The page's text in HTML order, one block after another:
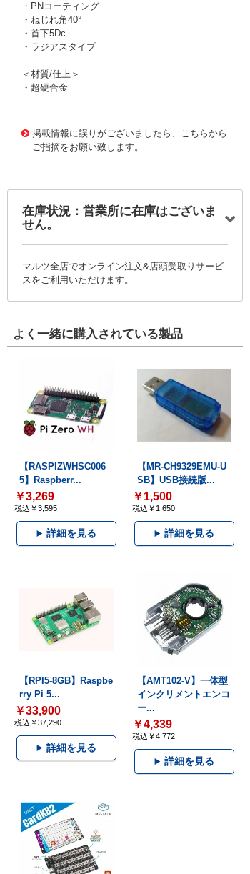
・PNコーティング
・ねじれ角40°
・首下5Dc
・ラジアスタイプ
＜材質/仕上＞
・超硬合金
掲載情報に誤りがございましたら、こちらから
ご指摘をお願い致します。
在庫状況：営業所に在庫はございま
せん。
マルツ全店でオンライン注文&店頭受取りサービ
スをご利用いただけます。
よく一緒に購入されている製品
【RASPIZWHSC006
5】Raspberr...
￥3,269
税込￥3,595
詳細を見る
【MR-CH9329EMU-U
SB】USB接続版...
￥1,500
税込￥1,650
詳細を見る
【RPI5-8GB】Raspbe
rry Pi 5...
￥33,900
税込￥37,290
詳細を見る
【AMT102-V】一体型
インクリメントエンコ
ー...
￥4,339
税込￥4,772
詳細を見る